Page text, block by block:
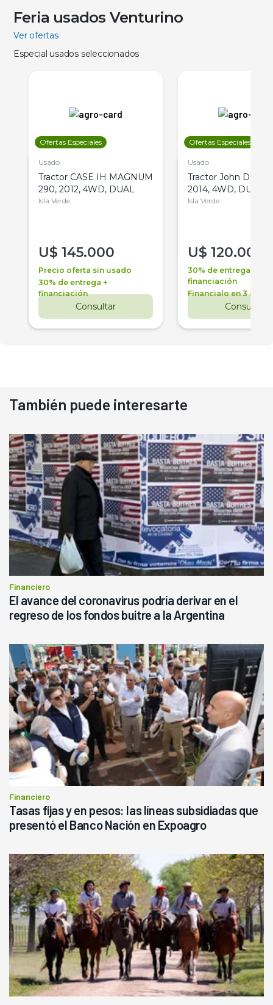
Feria usados Venturino
Ver ofertas
Especial usados seleccionados
Ofertas Especiales
Usado
Tractor CASE IH MAGNUM
290, 2012, 4WD, DUAL
Isla Verde
U$ 145.000
Precio oferta sin usado
30% de entrega +
financiación
Consultar
Ofertas Especiales
Usado
Tractor John Deere
2014, 4WD, DUAL
Isla Verde
U$ 120.000
30% de entrega +
financiación
Financialo en 3 años
Consultar
También puede interesarte
Financiero
El avance del coronavirus podría derivar en el
regreso de los fondos buitre a la Argentina
Financiero
Tasas fijas y en pesos: las líneas subsidiadas que
presentó el Banco Nación en Expoagro